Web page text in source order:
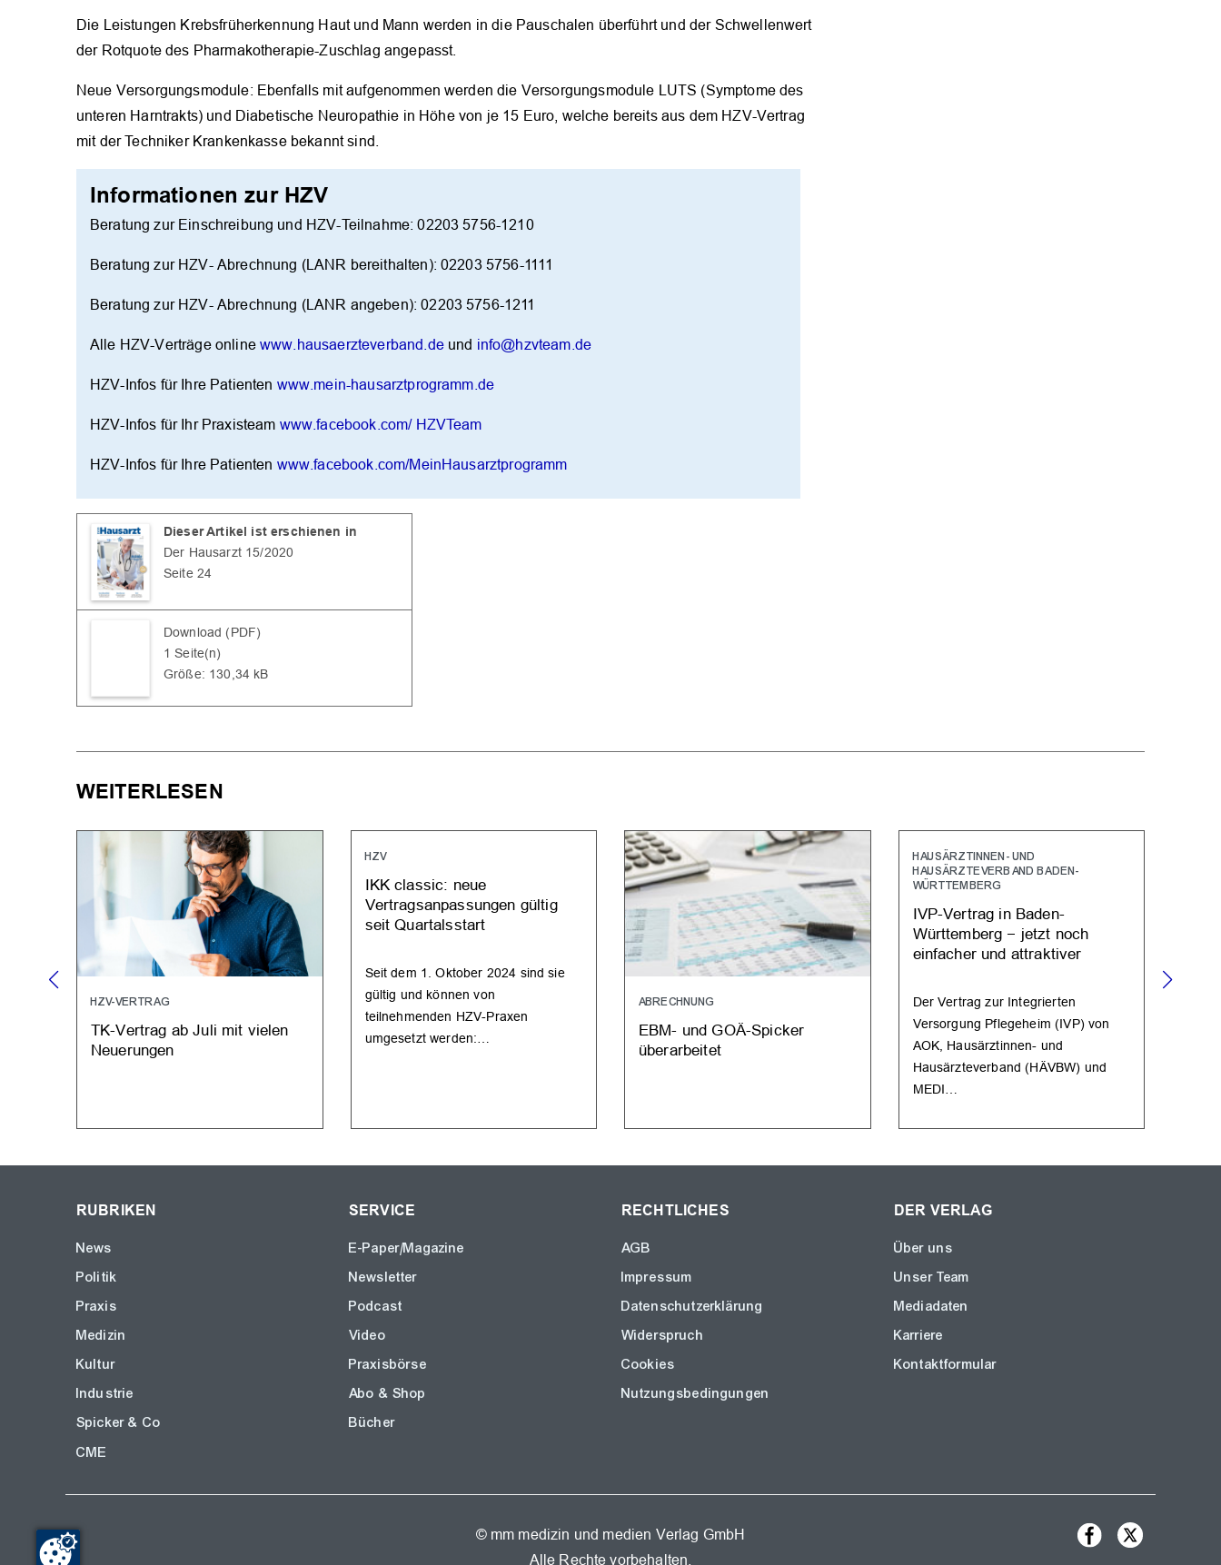
Die Leistungen Krebsfrüherkennung Haut und Mann werden in die Pauschalen überführt und der Schwellenwert
der Rotquote des Pharmakotherapie-Zuschlag angepasst.
Neue Versorgungsmodule: Ebenfalls mit aufgenommen werden die Versorgungsmodule LUTS (Symptome des
unteren Harntrakts) und Diabetische Neuropathie in Höhe von je 15 Euro, welche bereits aus dem HZV-Vertrag
mit der Techniker Krankenkasse bekannt sind.
Informationen zur HZV
Beratung zur Einschreibung und HZV-Teilnahme: 02203 5756-1210
Beratung zur HZV- Abrechnung (LANR bereithalten): 02203 5756-1111
Beratung zur HZV- Abrechnung (LANR angeben): 02203 5756-1211
Alle HZV-Verträge onlinewww.hausaerzteverband.deund info@hzvteam.de
HZV-Infos für Ihre Patienten www.mein-hausarztprogramm.de
HZV-Infos für Ihr Praxisteam www.facebook.com/ HZVTeam
HZV-Infos für Ihre Patienten www.facebook.com/MeinHausarztprogramm
Dieser Artikel ist erschienen in
Der Hausarzt 15/2020
Seite 24
Download (PDF)
1 Seite(n)
Größe: 130,34 kB
WEITERLESEN
HZV-VERTRAG
TK-Vertrag ab Juli mit vielen
Neuerungen
HZV
IKK classic: neue
Vertragsanpassungen gültig
seit Quartalsstart
Seit dem 1. Oktober 2024 sind sie
gültig und können von
teilnehmenden HZV-Praxen
umgesetzt werden:…
ABRECHNUNG
EBM- und GOÄ-Spicker
überarbeitet
HAUSÄRZTINNEN- UND
HAUSÄRZTEVERBAND BADEN-
WÜRTTEMBERG
IVP-Vertrag in Baden-
Württemberg − jetzt noch
einfacher und attraktiver
Der Vertrag zur Integrierten
Versorgung Pflegeheim (IVP) von
AOK, Hausärztinnen- und
Hausärzteverband (HÄVBW) und
MEDI…
RUBRIKEN
News
Politik
Praxis
Medizin
Kultur
Industrie
Spicker & Co
CME
SERVICE
E-Paper/Magazine
Newsletter
Podcast
Video
Praxisbörse
Abo & Shop
Bücher
RECHTLICHES
AGB
Impressum
Datenschutzerklärung
Widerspruch
Cookies
Nutzungsbedingungen
DER VERLAG
Über uns
Unser Team
Mediadaten
Karriere
Kontaktformular
© mm medizin und medien Verlag GmbH
Alle Rechte vorbehalten.